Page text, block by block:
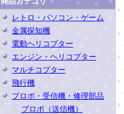
レトロ・パソコン・ゲーム
金属探知機
電動ヘリコプター
エンジン・ヘリコプター
マルチコプター
飛行機
プロポ・受信機・修理部品
プロポ（送信機）